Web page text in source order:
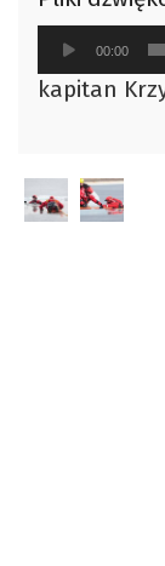
Odtwarzacz
plików
dźwiękowych
00:00
kapitan